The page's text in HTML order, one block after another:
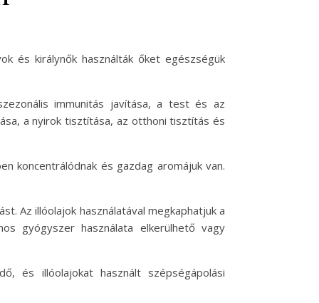
és királynők használták őket egészségük
immunitás javítása, a test és az
a nyirok tisztítása, az otthoni tisztítás és
koncentrálódnak és gazdag aromájuk van.
Az illóolajok használatával megkaphatjuk a
gyógyszer használata elkerülhető vagy
és illóolajokat használt szépségápolási